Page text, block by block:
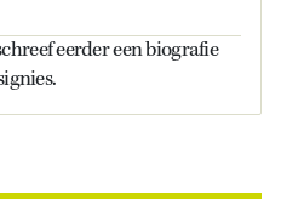
eerder een biografie